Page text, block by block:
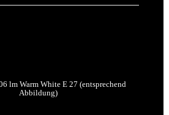
lm Warm White E 27 (entsprechend
Abbildung)